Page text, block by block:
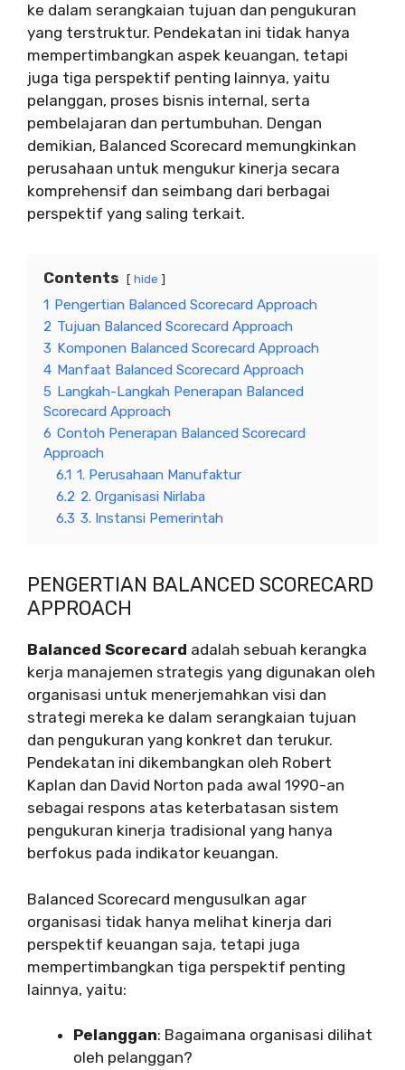
ke dalam serangkaian tujuan dan pengukuran
yang terstruktur. Pendekatan ini tidak hanya
mempertimbangkan aspek keuangan, tetapi
juga tiga perspektif penting lainnya, yaitu
pelanggan, proses bisnis internal, serta
pembelajaran dan pertumbuhan. Dengan
demikian, Balanced Scorecard memungkinkan
perusahaan untuk mengukur kinerja secara
komprehensif dan seimbang dari berbagai
perspektif yang saling terkait.
Contents hide
1 Pengertian Balanced Scorecard Approach
2 Tujuan Balanced Scorecard Approach
3 Komponen Balanced Scorecard Approach
4 Manfaat Balanced Scorecard Approach
5 Langkah-Langkah Penerapan Balanced
Scorecard Approach
6 Contoh Penerapan Balanced Scorecard
Approach
6.1 1. Perusahaan Manufaktur
6.2 2. Organisasi Nirlaba
6.3 3. Instansi Pemerintah
PENGERTIAN BALANCED SCORECARD
APPROACH
Balanced Scorecard adalah sebuah kerangka
kerja manajemen strategis yang digunakan oleh
organisasi untuk menerjemahkan visi dan
strategi mereka ke dalam serangkaian tujuan
dan pengukuran yang konkret dan terukur.
Pendekatan ini dikembangkan oleh Robert
Kaplan dan David Norton pada awal 1990-an
sebagai respons atas keterbatasan sistem
pengukuran kinerja tradisional yang hanya
berfokus pada indikator keuangan.
Balanced Scorecard mengusulkan agar
organisasi tidak hanya melihat kinerja dari
perspektif keuangan saja, tetapi juga
mempertimbangkan tiga perspektif penting
lainnya, yaitu:
Pelanggan: Bagaimana organisasi dilihat
oleh pelanggan?